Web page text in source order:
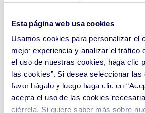
Esta página web usa cookies
Usamos cookies para personalizar el
mejor experiencia y analizar el tráfico
el uso de nuestras cookies, haga clic
las cookies”. Si desea seleccionar
favor hágalo y luego haga clic en
acepta el uso de las cookies
ciérrela. Si quiere saber más sobre
•Si la batería se
residuo o no.
•El estado de saludde
módulos.
•El grado de